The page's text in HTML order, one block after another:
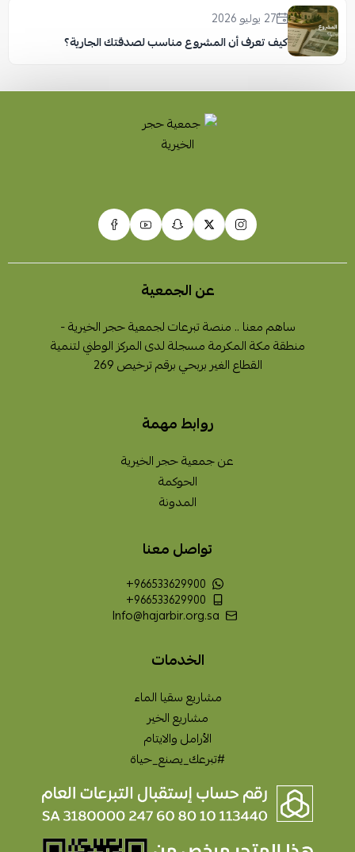
27 يوليو 2026
كيف تعرف أن المشروع مناسب لصدقتك الجارية؟
عن الجمعية
ساهم معنا .. منصة تبرعات لجمعية حجر الخيرية -
منطقة مكة المكرمة مسجلة لدى المركز الوطني لتنمية
القطاع الغير بربحي برقم ترخيص 269
روابط مهمة
عن جمعية حجر الخيرية
الحوكمة
المدونة
تواصل معنا
+966533629900
+966533629900
Info@hajarbir.org.sa
الخدمات
مشاريع سقيا الماء
مشاريع الخير
الأرامل والايتام
#تبرعك_يصنع_حياة